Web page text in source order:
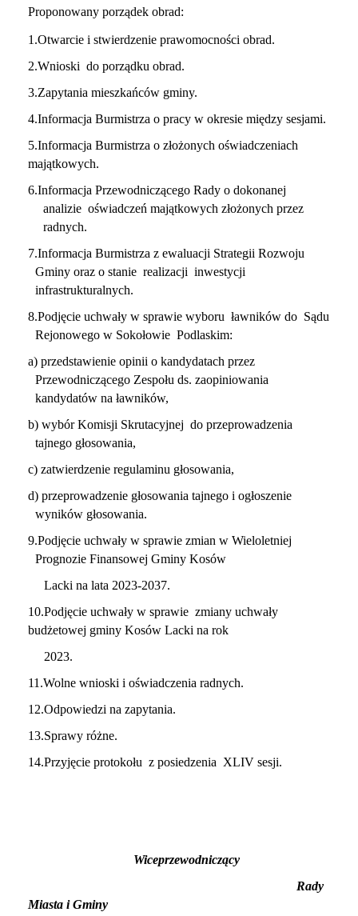
Proponowany porządek obrad:
1.Otwarcie i stwierdzenie prawomocności obrad.
2.Wnioski do porządku obrad.
3.Zapytania mieszkańców gminy.
4.Informacja Burmistrza o pracy w okresie między sesjami.
5.Informacja Burmistrza o złożonych oświadczeniach
majątkowych.
6.Informacja Przewodniczącego Rady o dokonanej
analizie oświadczeń majątkowych złożonych przez
radnych.
7.Informacja Burmistrza z ewaluacji Strategii Rozwoju
Gminy oraz o stanie realizacji inwestycji
infrastrukturalnych.
8.Podjęcie uchwały w sprawie wyboru ławników do Sądu
Rejonowego w Sokołowie Podlaskim:
a) przedstawienie opinii o kandydatach przez
Przewodniczącego Zespołu ds. zaopiniowania
kandydatów na ławników,
b) wybór Komisji Skrutacyjnej do przeprowadzenia
tajnego głosowania,
c) zatwierdzenie regulaminu głosowania,
d) przeprowadzenie głosowania tajnego i ogłoszenie
wyników głosowania.
9.Podjęcie uchwały w sprawie zmian w Wieloletniej
Prognozie Finansowej Gminy Kosów
Lacki na lata 2023-2037.
10.Podjęcie uchwały w sprawie zmiany uchwały
budżetowej gminy Kosów Lacki na rok
2023.
11.Wolne wnioski i oświadczenia radnych.
12.Odpowiedzi na zapytania.
13.Sprawy różne.
14.Przyjęcie protokołu z posiedzenia XLIV sesji.
Wiceprzewodniczący
Rady
Miasta i Gminy